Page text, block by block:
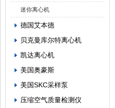
迷你离心机
德国艾本德
贝克曼库尔特离心机
凯达离心机
美国奥豪斯
美国SKC采样泵
压缩空气质量检测仪